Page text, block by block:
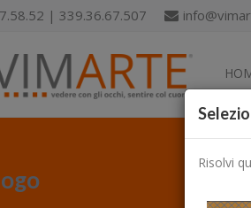
| 339.36.67.507
Risolvi